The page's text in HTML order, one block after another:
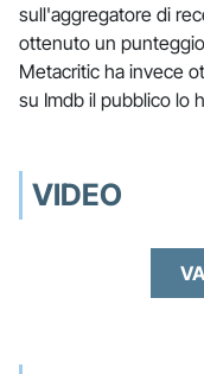
sull'aggregatore di
ottenuto un
Metacritic ha invece
su Imdb il pubblico lo
VIDEO